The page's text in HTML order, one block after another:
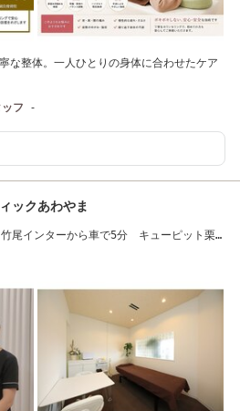
な整体。一人ひとりの身体に合わせたケア
ッフ -
ックあわやま
尾インターから車で5分 キューピット栗